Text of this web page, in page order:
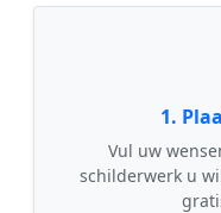
1.
Vul uw
schilderwerk u